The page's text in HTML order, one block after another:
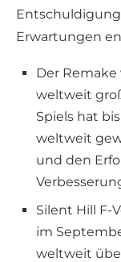
Erwartungen
Der
weltweit
Spiels hat
weltweit
und den
Silent Hill F-
im
weltweit